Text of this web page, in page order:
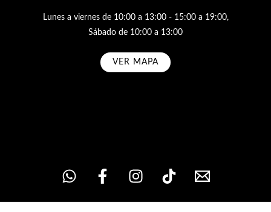
Lunes a viernes de 10:00 a 13:00 - 15:00 a 19:00,
Sábado de 10:00 a 13:00
VER MAPA